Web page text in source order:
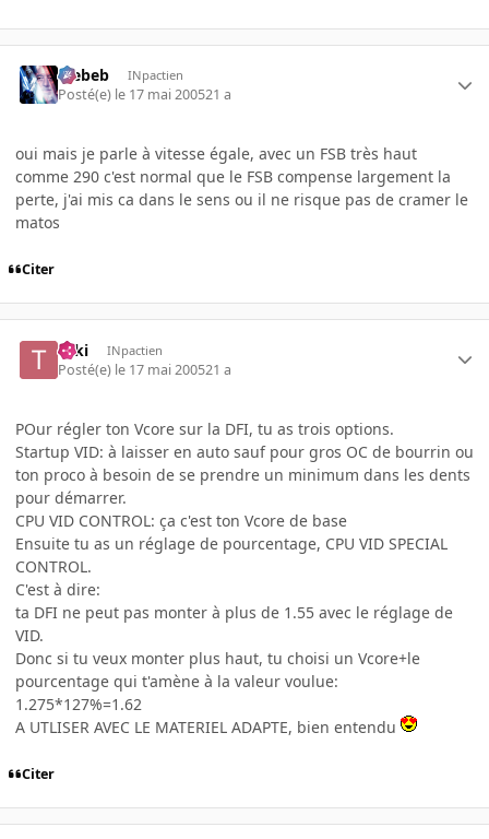
Trebeb INpactien
Posté(e) le 17 mai 200521 a
oui mais je parle à vitesse égale, avec un FSB très haut
comme 290 c'est normal que le FSB compense largement la
perte, j'ai mis ca dans le sens ou il ne risque pas de cramer le
matos
Citer
Taki INpactien
Posté(e) le 17 mai 200521 a
POur régler ton Vcore sur la DFI, tu as trois options.
Startup VID: à laisser en auto sauf pour gros OC de bourrin ou
ton proco à besoin de se prendre un minimum dans les dents
pour démarrer.
CPU VID CONTROL: ça c'est ton Vcore de base
Ensuite tu as un réglage de pourcentage, CPU VID SPECIAL
CONTROL.
C'est à dire:
ta DFI ne peut pas monter à plus de 1.55 avec le réglage de
VID.
Donc si tu veux monter plus haut, tu choisi un Vcore+le
pourcentage qui t'amène à la valeur voulue:
1.275*127%=1.62
A UTLISER AVEC LE MATERIEL ADAPTE, bien entendu
Citer